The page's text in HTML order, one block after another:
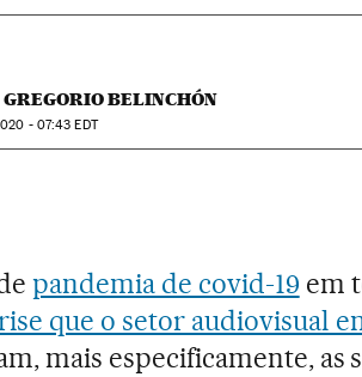
GREGORIO BELINCHÓN
- 07:43 EDT
Twitter
Redes Sociales
pandemia de covid-19 em
que o setor audiovisual
mais especificamente, as